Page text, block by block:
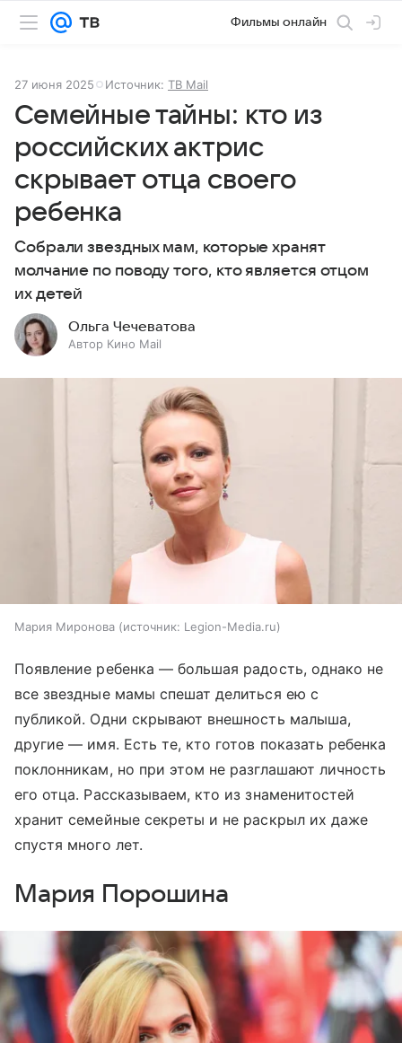
Фильмы онлайн
27 июня 2025 Источник: ТВ Mail
Семейные тайны: кто из
российских актрис
скрывает отца своего
ребенка
Собрали звездных мам, которые хранят
молчание по поводу того, кто является отцом
их детей
Ольга Чечеватова
Автор Кино Mail
Мария Миронова источник: Legion-Media.ru
Появление ребенка — большая радость, однако не
все звездные мамы спешат делиться ею с
публикой. Одни скрывают внешность малыша,
другие — имя. Есть те, кто готов показать ребенка
поклонникам, но при этом не разглашают личность
его отца. Рассказываем, кто из знаменитостей
хранит семейные секреты и не раскрыл их даже
спустя много лет.
Мария Порошина